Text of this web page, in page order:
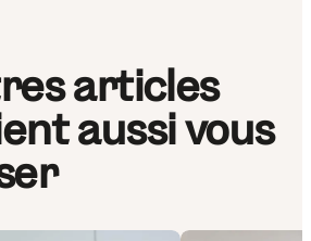
articles
aussi vous